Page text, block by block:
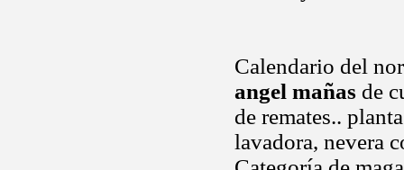
Calendario del
angel mañas de
de remates..
lavadora, nevera